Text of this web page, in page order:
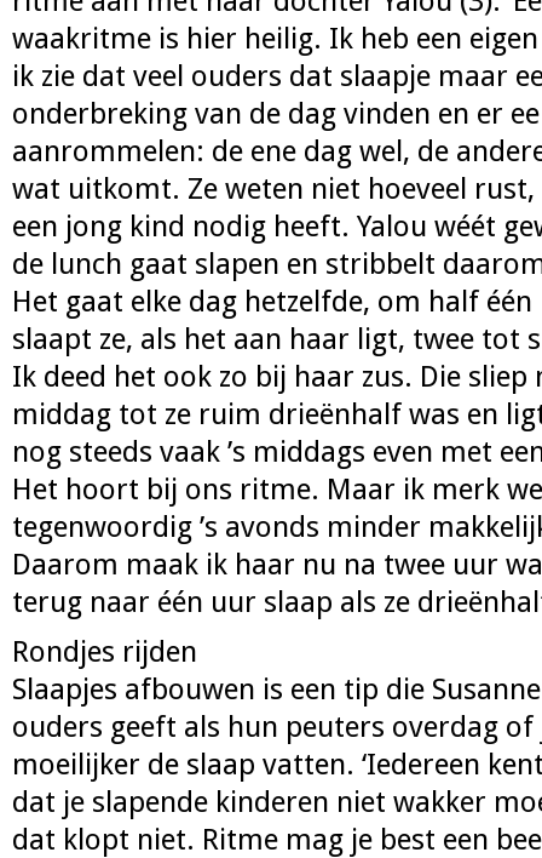
waakritme is hier heilig. Ik heb een
ik zie dat veel ouders dat slaapje maar
onderbreking van de dag vinden en er
aanrommelen: de ene dag wel, de
wat uitkomt. Ze weten niet hoeveel
een jong kind nodig heeft. Yalou wéét
de lunch gaat slapen en stribbelt
Het gaat elke dag hetzelfde, om half
slaapt ze, als het aan haar ligt, twee tot
Ik deed het ook zo bij haar zus. Die sliep
middag tot ze ruim drieënhalf was en
nog steeds vaak ’s middags even met
Het hoort bij ons ritme. Maar ik merk
tegenwoordig ’s avonds minder
Daarom maak ik haar nu na twee uur
terug naar één uur slaap als ze
Rondjes rijden
Slaapjes afbouwen is een tip die
ouders geeft als hun peuters overdag of
moeilijker de slaap vatten. ‘Iedereen
dat je slapende kinderen niet wakker
dat klopt niet. Ritme mag je best een